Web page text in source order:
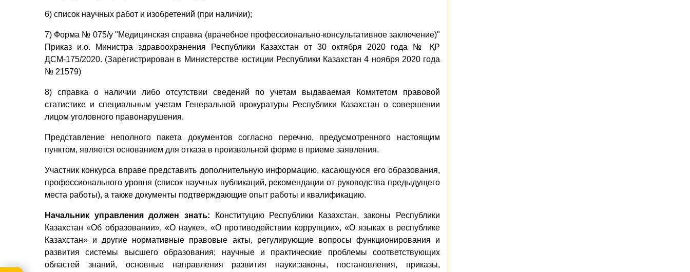
6) список научных работ и изобретений (при наличии);
7) Форма № 075/у "Медицинская справка (врачебное профессионально-консультативное заключение)"
Приказ и.о. Министра здравоохранения Республики Казахстан от 30 октября 2020 года № ҚР
ДСМ-175/2020. (Зарегистрирован в Министерстве юстиции Республики Казахстан 4 ноября 2020 года
№ 21579)
8) справка о наличии либо отсутствии сведений по учетам выдаваемая Комитетом правовой
статистике и специальным учетам Генеральной прокуратуры Республики Казахстан о совершении
лицом уголовного правонарушения.
Представление неполного пакета документов согласно перечню, предусмотренного настоящим
пунктом, является основанием для отказа в произвольной форме в приеме заявления.
Участник конкурса вправе представить дополнительную информацию, касающуюся его образования,
профессионального уровня (список научных публикаций, рекомендации от руководства предыдущего
места работы), а также документы подтверждающие опыт работы и квалификацию.
Начальник управления должен знать:
Конституцию Республики Казахстан, законы Республики
Казахстан «Об образовании», «О науке», «О противодействии коррупции», «О языках в республике
Казахстан» и другие нормативные правовые акты, регулирующие вопросы функционирования и
развития системы высшего образования; научные и практические проблемы соответствующих
областей знаний, основные направления развития науки;законы, постановления, приказы,